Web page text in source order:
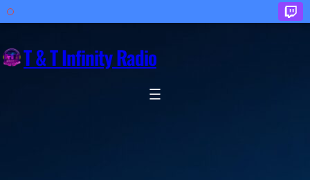
Inhalt
springenT & T Infinity Radio